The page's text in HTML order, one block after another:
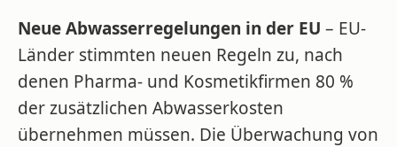
Neue Abwasserregelungen in der EU – EU-
Länder stimmten neuen Regeln zu, nach
denen Pharma- und Kosmetikfirmen 80 %
der zusätzlichen Abwasserkosten
übernehmen müssen. Die Überwachung von